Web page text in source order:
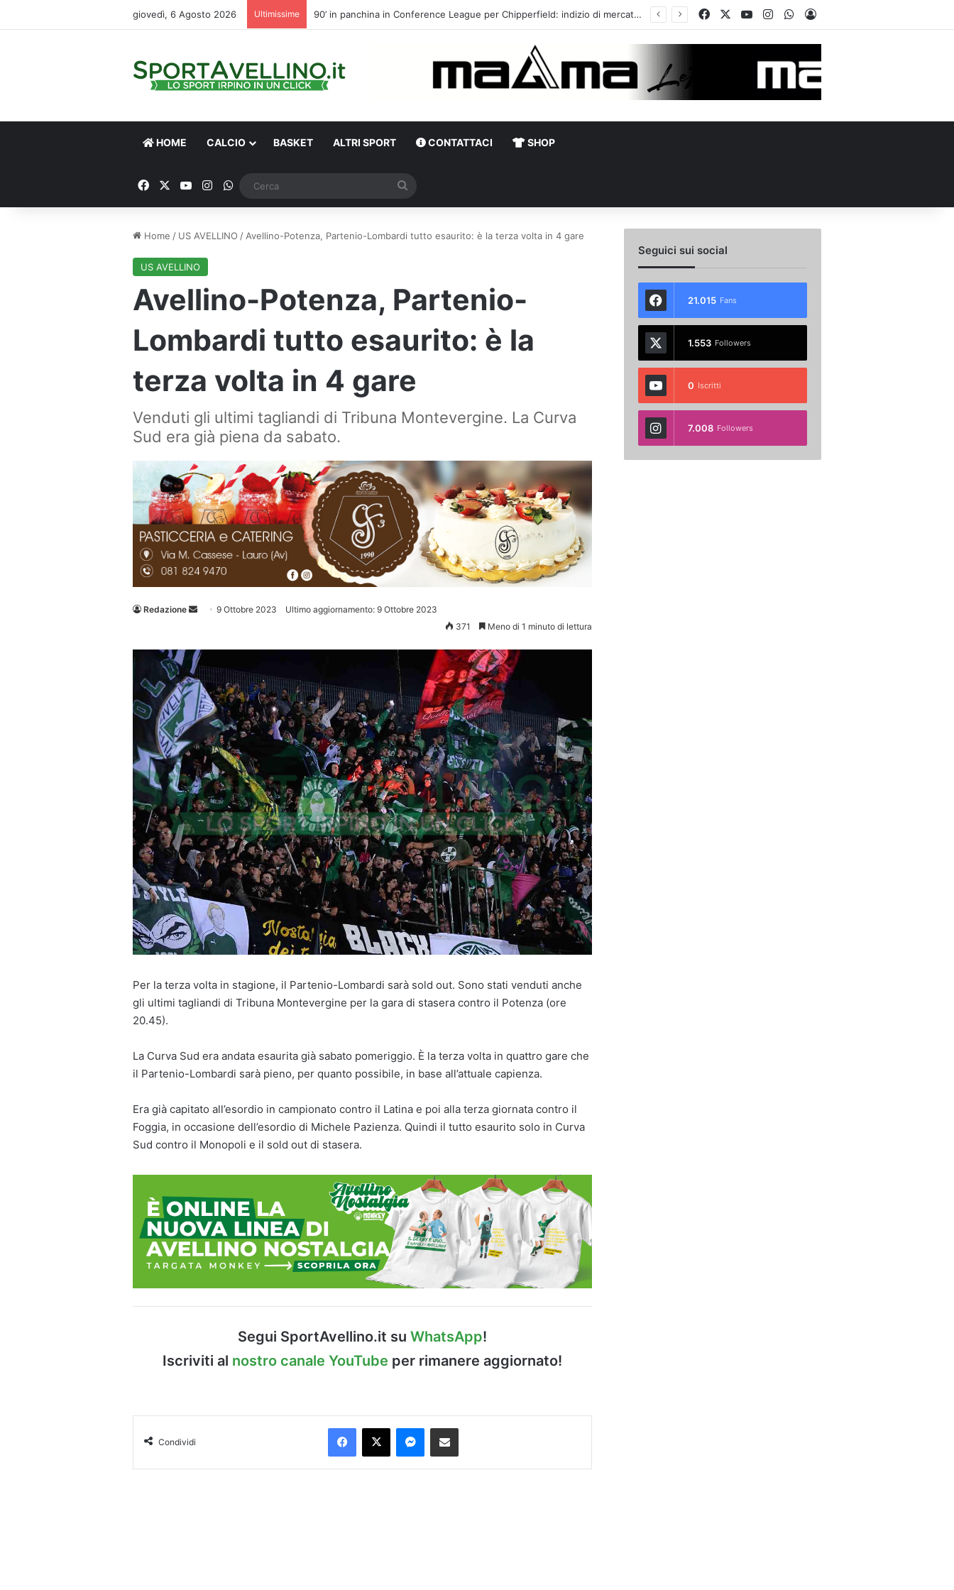
giovedì, 6 Agosto 2026 Ultimissime Calciomercato, l’ex Avellino Le Borgne conteso da due club cadetti: la situazione FacebookYou TubeInstagramWhatsApp
Accedi
HOME CALCIO BASKET ALTRI SPORT CONTATTACI SHOP
FacebookYou TubeInstagram
WhatsApp
Home / US AVELLINO / Avellino-Potenza, Partenio-Lombardi tutto esaurito: è la terza volta in 4 gare
US AVELLINO
Avellino-Potenza, Partenio-
Lombardi tutto esaurito: è la
terza volta in 4 gare
Venduti gli ultimi tagliandi di Tribuna Montevergine. La Curva
Sud era già piena da sabato.
Redazione
Invia 9 Ottobre 2023
Ultimo aggiornamento: 9 Ottobre 2023
371
Meno di 1 minuto di lettura
Per la terza volta in stagione, il Partenio-Lombardi sarà sold out. Sono stati venduti anche
gli ultimi tagliandi di Tribuna Montevergine per la gara di stasera contro il Potenza (ore
20.45).
La Curva Sud era andata esaurita già sabato pomeriggio. È la terza volta in quattro gare che
il Partenio-Lombardi sarà pieno, per quanto possibile, in base all’attuale capienza.
Era già capitato all’esordio in campionato contro il Latina e poi alla terza giornata contro il
Foggia, in occasione dell’esordio di Michele Pazienza. Quindi il tutto esaurito solo in Curva
Sud contro il Monopoli e il sold out di stasera.
Segui SportAvellino.it su WhatsApp!
Iscriviti al nostro canale YouTube per rimanere aggiornato!
Condividi
Facebook
X Messenger
Condividi via Email
Seguici sui social
21.015 Fans
1.553 Followers
0 Iscritti
7.008 Followers